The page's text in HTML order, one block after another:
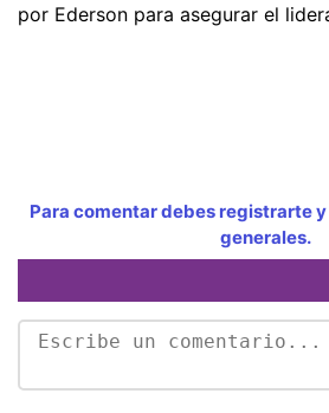
por Ederson para asegurar el
Para comentar debes registrarte
generales.